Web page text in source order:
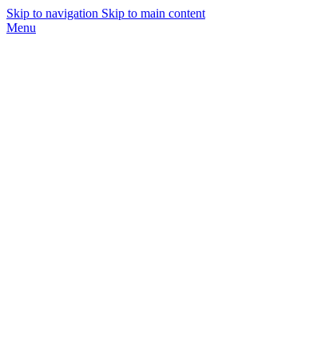
Skip to navigation Skip to main content
Menu